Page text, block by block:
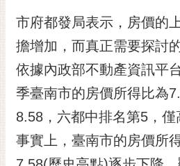
桐
花
祭
網
站
導
市府都發局表示，房價的
擔增加，而真正需要探討
依據內政部不動產資訊平
季臺南市的房價所得比為
8.58，六都中排名第5，僅
事實上，臺南市的房價所